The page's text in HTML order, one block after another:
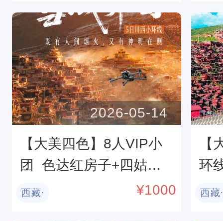
彩虹路  自然人文探索
6
【大美四色】8人VIP小
团  色达红房子+四姑娘
山双桥沟+墨石公园+中
2026-05-14
西藏· ¥1000
【
环
姑
西藏·